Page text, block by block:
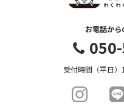
お電話か
受付時間（平日